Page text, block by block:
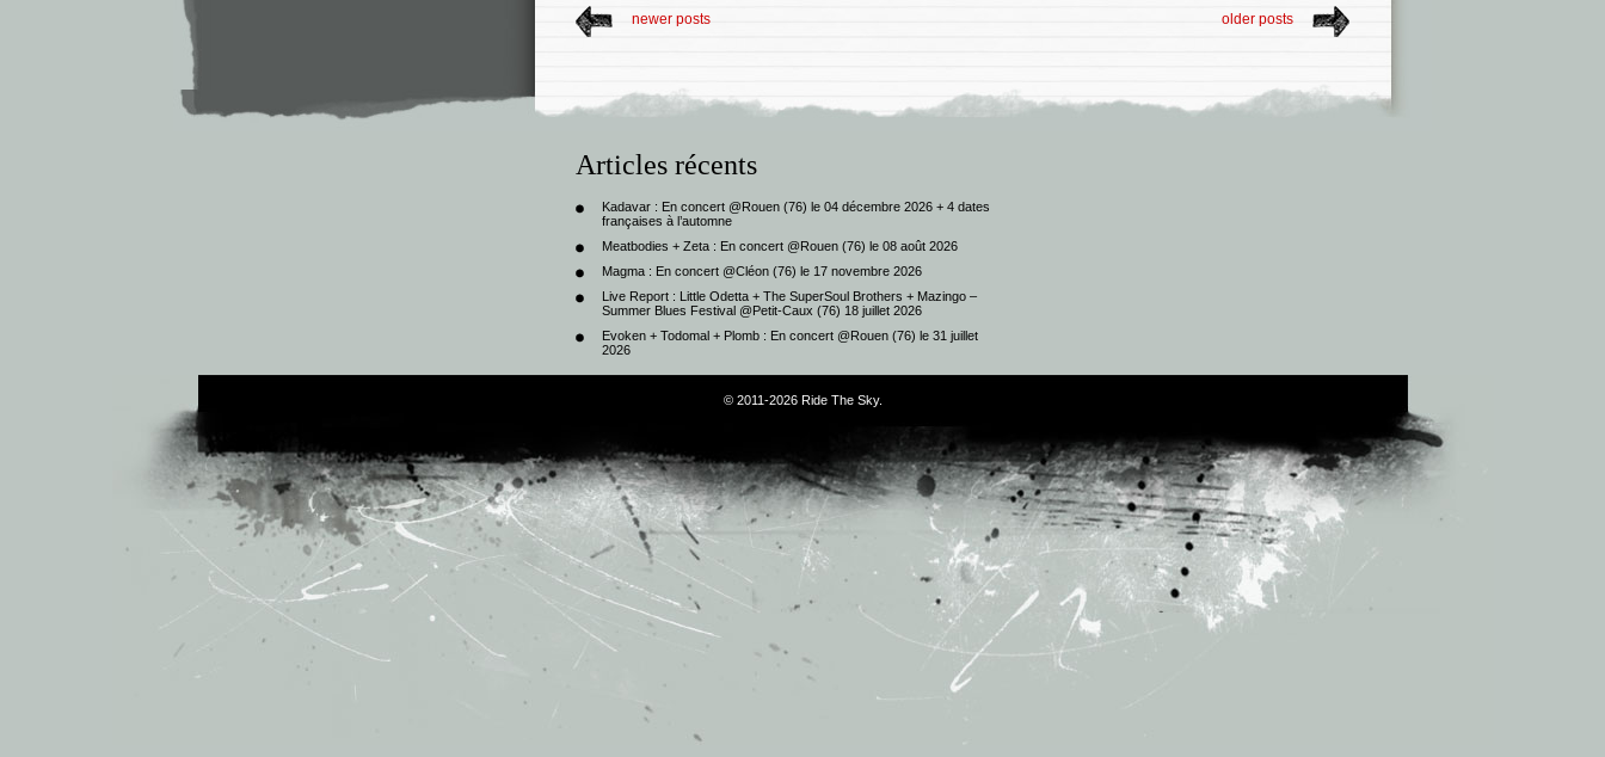
newer posts older posts
Articles récents
Kadavar : En concert @Rouen (76) le 04 décembre 2026 + 4 dates
françaises à l’automne
Meatbodies + Zeta : En concert @Rouen (76) le 08 août 2026
Magma : En concert @Cléon (76) le 17 novembre 2026
Live Report : Little Odetta + The SuperSoul Brothers + Mazingo –
Summer Blues Festival @Petit-Caux (76) 18 juillet 2026
Evoken + Todomal + Plomb : En concert @Rouen (76) le 31 juillet
2026
© 2011-2026 Ride The Sky.